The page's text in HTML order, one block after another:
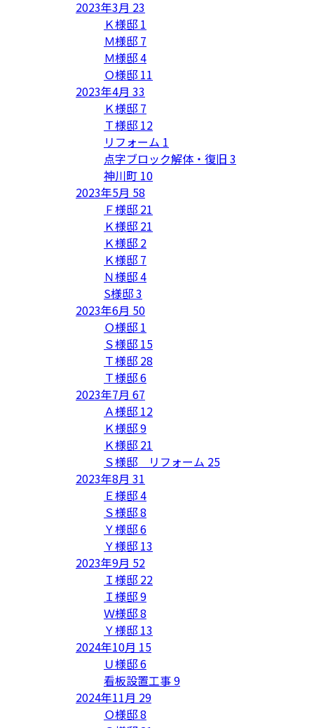
2023年3月 23
Ｋ様邸 1
Ｍ様邸 7
Ｍ様邸4
Ｏ様邸 11
2023年4月 33
Ｋ様邸 7
Ｔ様邸 12
リフォーム 1
点字ブロック解体・復旧 3
神川町 10
2023年5月 58
Ｆ様邸 21
Ｋ様邸 21
Ｋ様邸 2
Ｋ様邸 7
Ｎ様邸4
S様邸3
2023年6月 50
Ｏ様邸 1
Ｓ様邸 15
Ｔ様邸 28
Ｔ様邸6
2023年7月 67
Ａ様邸 12
Ｋ様邸9
Ｋ様邸 21
Ｓ様邸 リフォーム 25
2023年8月 31
Ｅ様邸4
Ｓ様邸8
Ｙ様邸6
Ｙ様邸 13
2023年9月 52
Ｉ様邸 22
Ｉ様邸9
Ｗ様邸8
Ｙ様邸 13
2024年10月 15
Ｕ様邸6
看板設置工事9
2024年11月 29
Ｏ様邸8